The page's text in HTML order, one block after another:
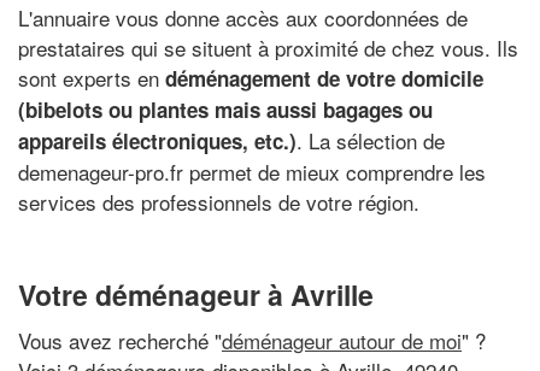
L'annuaire vous donne accès aux coordonnées de
prestataires qui se situent à proximité de chez vous. Ils
sont experts en déménagement de votre domicile
(bibelots ou plantes mais aussi bagages ou
appareils électroniques, etc.). La sélection de
demenageur-pro.fr permet de mieux comprendre les
services des professionnels de votre région.
Votre déménageur à Avrille
Vous avez recherché "déménageur autour de moi" ?